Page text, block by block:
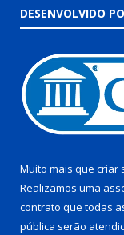
DESENVOLVIDO
Muito mais que criar
Realizamos uma
contrato que todas
pública serão